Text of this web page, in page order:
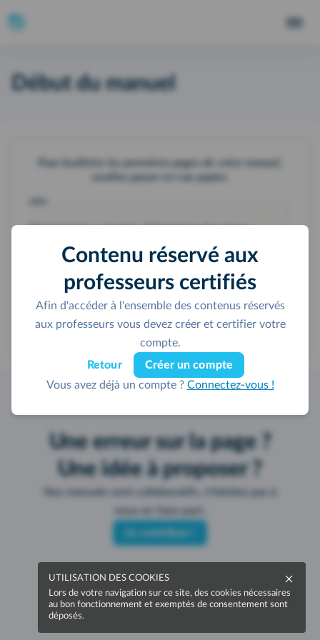
Début du manuel
Pour feuilleter les premières pages de votre manuel,
veuillez passer en vue papier.
Une erreur sur la page ?
Une idée à proposer ?
Nos manuels sont collaboratifs, n'hésitez pas à
nous en faire part.
Je contribue !
UTILISATION DES COOKIES
Lors de votre navigation sur ce site, des cookies nécessaires
au bon fonctionnement et exemptés de consentement sont
déposés.
Contenu réservé aux
professeurs certifiés
Afin d'accéder à l'ensemble des contenus réservés
aux professeurs vous devez créer et certifier votre
compte.
Retour
Créer un compte
Vous avez déjà un compte ? Connectez-vous !